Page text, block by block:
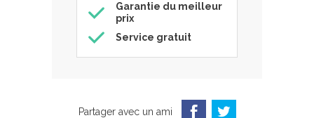
Garantie du meilleur
prix
Service gratuit
Partager avec un ami